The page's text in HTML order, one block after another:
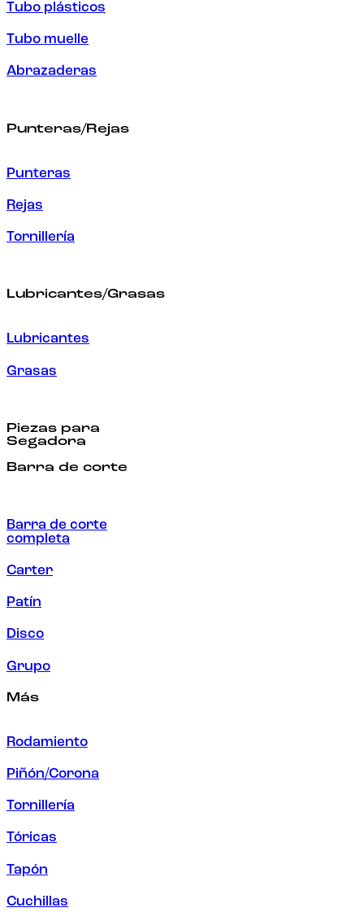
Tubo plásticos
Tubo muelle
Abrazaderas
Punteras/Rejas
Punteras
Rejas
Tornillería
Lubricantes/Grasas
Lubricantes
Grasas
Piezas para
Segadora
Barra de corte
Barra de corte
completa
Carter
Patín
Disco
Grupo
Más
Rodamiento
Piñón/Corona
Tornillería
Tóricas
Tapón
Cuchillas